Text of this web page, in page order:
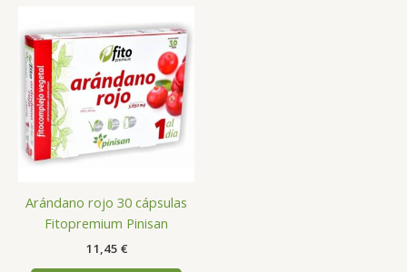
Arándano rojo 30 cápsulas
Fitopremium Pinisan
11,45 €